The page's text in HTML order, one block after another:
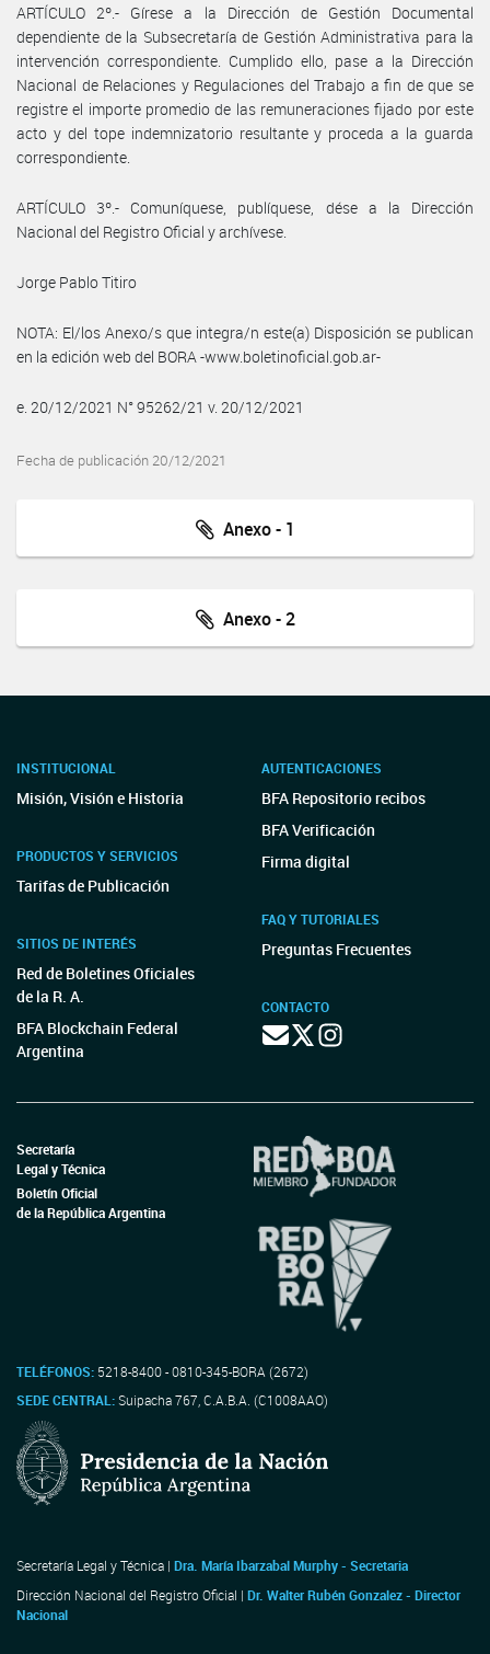
ARTÍCULO 2º.- Gírese a la Dirección de Gestión Documental
dependiente de la Subsecretaría de Gestión Administrativa para la
intervención correspondiente. Cumplido ello, pase a la Dirección
Nacional de Relaciones y Regulaciones del Trabajo a fin de que se
registre el importe promedio de las remuneraciones fijado por este
acto y del tope indemnizatorio resultante y proceda a la guarda
correspondiente.
ARTÍCULO 3º.- Comuníquese, publíquese, dése a la Dirección
Nacional del Registro Oficial y archívese.
Jorge Pablo Titiro
NOTA: El/los Anexo/s que integra/n este(a) Disposición se publican
en la edición web del BORA -www.boletinoficial.gob.ar-
e. 20/12/2021 N° 95262/21 v. 20/12/2021
Fecha de publicación 20/12/2021
Anexo - 1
Anexo - 2
INSTITUCIONAL
Misión, Visión e Historia
PRODUCTOS Y SERVICIOS
Tarifas de Publicación
SITIOS DE INTERÉS
Red de Boletines Oficiales
de la R. A.
BFA Blockchain Federal
Argentina
AUTENTICACIONES
BFA Repositorio recibos
BFA Verificación
Firma digital
FAQ Y TUTORIALES
Preguntas Frecuentes
CONTACTO
Secretaría
Legal y Técnica
Boletín Oficial
de la República Argentina
TELÉFONOS: 5218-8400 - 0810-345-BORA (2672)
SEDE CENTRAL:Suipacha 767, C.A.B.A. (C1008AAO)
Secretaría Legal y Técnica | Dra. María Ibarzabal Murphy - Secretaria
Dirección Nacional del Registro Oficial | Dr. Walter Rubén Gonzalez - Director
Nacional